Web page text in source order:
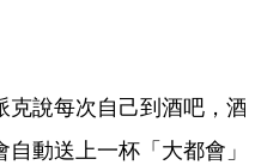
說每次自己到酒吧，酒
動送上一杯「大都會」